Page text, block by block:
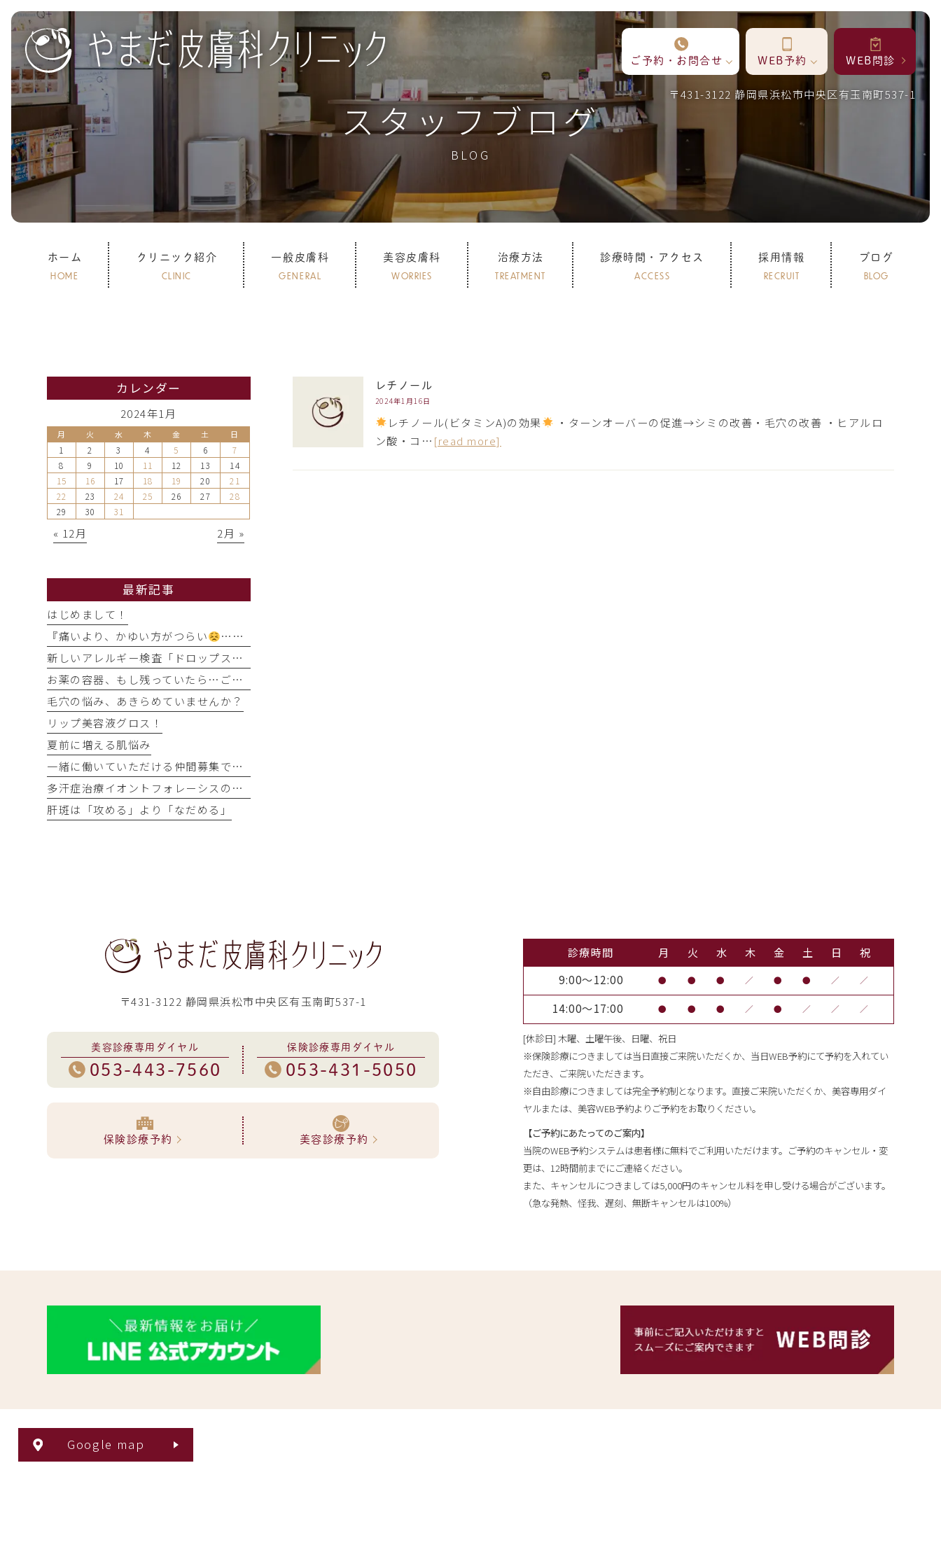
ご予約・お問合せ WEB予約 WEB問診
〒431-3122 静岡県浜松市中央区有玉南町537-1
スタッフブログ
BLOG
ホーム
HOME
クリニック紹介
CLINIC
一般皮膚科
GENERAL
美容皮膚科
WORRIES
治療方法
TREATMENT
診療時間・アクセス
ACCESS
採用情報
RECRUIT
ブログ
BLOG
レチノール
2024年1月16日
レチノール(ビタミンA)の効果
・ターンオーバーの促進→シミの改善・毛穴の改善 ・ヒアルロ
ン酸・コ… [read more]
カレンダー
2024年1月
月 火 水 木 金 土 日
1 2 3 4 5 6
7
8
9 10 11 12 13
14
15
16 17 18 19 20
21
22
23 24 25 26 27
28
29
30 31
« 12月 2月 »
最新記事
はじめまして！
『痛いより、かゆい方がつらい
…』そう感じるのには理由があります
新しいアレルギー検査「ドロップスクリーン」を導入しました！
お薬の容器、もし残っていたら…ご協力をお願いします
毛穴の悩み、あきらめていませんか？
リップ美容液グロス！
夏前に増える肌悩み
一緒に働いていただける仲間募集です！
多汗症治療イオントフォレーシスの時間が半分に
肝斑は「攻める」より「なだめる」
〒431-3122 静岡県浜松市中央区有玉南町537-1
美容診療専用ダイヤル
053-443-7560
保険診療専用ダイヤル
053-431-5050
保険診療予約 美容診療予約
診療時間 月 火 水 木 金 土 日
祝
9:00～12:00
● ● ● ／ ● ● ／ ／
14:00～17:00 ● ● ● ／ ● ／ ／ ／
[休診日] 木曜、土曜午後、日曜、祝日
※保険診療につきましては当日直接ご来院いただくか、当日WEB予約にて予約を入れてい
ただき、ご来院いただきます。
※自由診療につきましては完全予約制となります。直接ご来院いただくか、美容専用ダイ
ヤルまたは、美容WEB予約よりご予約をお取りください。
【ご予約にあたってのご案内】
当院のWEB予約システムは患者様に無料でご利用いただけます。ご予約のキャンセル・変
更は、12時間前までにご連絡ください。
また、キャンセルにつきましては5,000円のキャンセル料を申し受ける場合がございます。
（急な発熱、怪我、遅刻、無断キャンセルは100%）
Google map